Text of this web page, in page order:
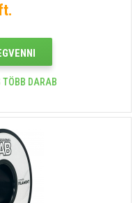
TÖBB DARAB